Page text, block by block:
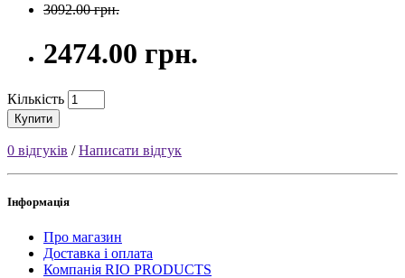
3092.00 грн.
2474.00 грн.
Кількість
Купити
0 відгуків /Написати відгук
Інформація
Про магазин
Доставка і оплата
Компанія RIO PRODUCTS